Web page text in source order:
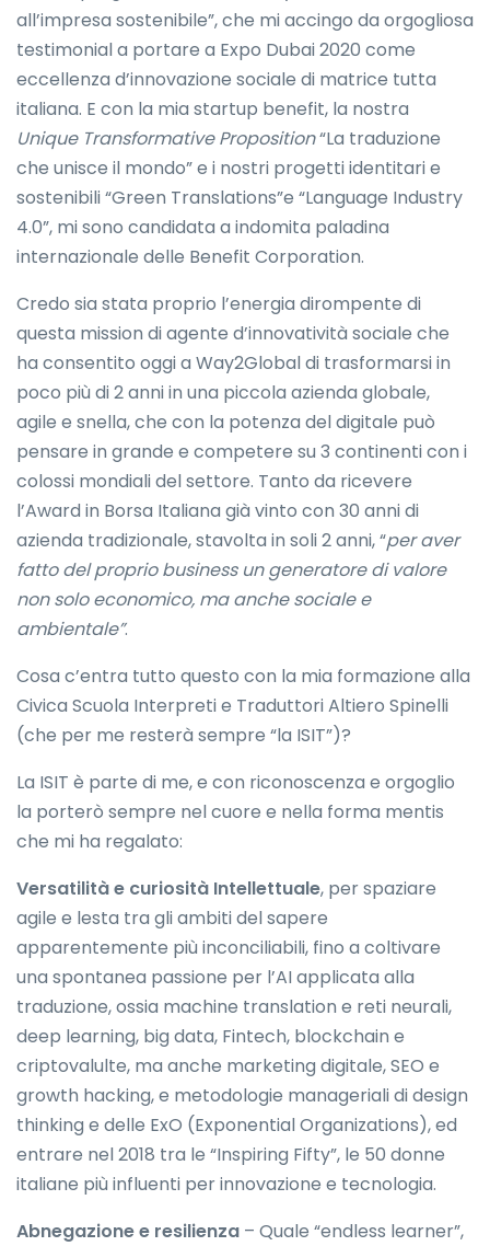
all’impresa sostenibile”, che mi accingo da orgogliosa
testimonial a portare a Expo Dubai 2020 come
eccellenza d’innovazione sociale di matrice tutta
italiana. E con la mia startup benefit, la nostra
Unique Transformative Proposition“La traduzione
che unisce il mondo” e i nostri progetti identitari e
sostenibili “Green Translations”e “Language Industry
4.0”, mi sono candidata a indomita paladina
internazionale delle Benefit Corporation.
Credo sia stata proprio l’energia dirompente di
questa mission di agente d’innovatività sociale che
ha consentito oggi a Way2Global di trasformarsi in
poco più di 2 anni in una piccola azienda globale,
agile e snella, che con la potenza del digitale può
pensare in grande e competere su 3 continenti con i
colossi mondiali del settore. Tanto da ricevere
l’Award in Borsa Italiana già vinto con 30 anni di
azienda tradizionale, stavolta in soli 2 anni, “per aver
fatto del proprio business un generatore di valore
non solo economico, ma anche sociale e
ambientale”.
Cosa c’entra tutto questo con la mia formazione alla
Civica Scuola Interpreti e Traduttori Altiero Spinelli
(che per me resterà sempre “la ISIT”)?
La ISIT è parte di me, e con riconoscenza e orgoglio
la porterò sempre nel cuore e nella forma mentis
che mi ha regalato:
Versatilità e curiosità Intellettuale, per spaziare
agile e lesta tra gli ambiti del sapere
apparentemente più inconciliabili, fino a coltivare
una spontanea passione per l’AI applicata alla
traduzione, ossia machine translation e reti neurali,
deep learning, big data, Fintech, blockchain e
criptovalulte, ma anche marketing digitale, SEO e
growth hacking, e metodologie manageriali di design
thinking e delle ExO (Exponential Organizations), ed
entrare nel 2018 tra le “Inspiring Fifty”, le 50 donne
italiane più influenti per innovazione e tecnologia.
Abnegazione e resilienza – Quale “endless learner”,